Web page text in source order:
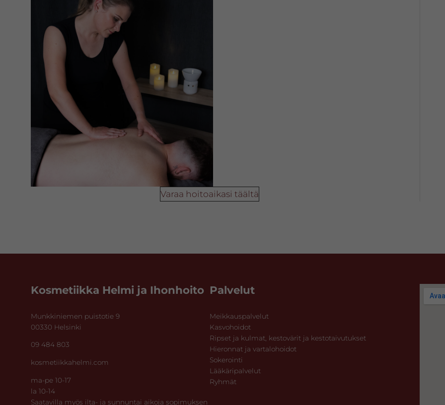
Varaa hoitoaikasi täältä
Kosmetiikka Helmi ja Ihonhoito
Munkkiniemen puistotie 9
00330 Helsinki
09 484 803
kosmetiikkahelmi.com
ma-pe 10-17
la 10-14
Saatavilla myös ilta- ja sunnuntai aikoja sopimuksen
Palvelut
Meikkauspalvelut
Kasvohoidot
Ripset ja kulmat, kestovärit ja kestotaivutukset
Hieronnat ja vartalohoidot
Sokerointi
Lääkäripalvelut
Ryhmät